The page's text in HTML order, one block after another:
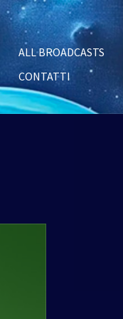
ALL BROADCASTS
CONTATTI